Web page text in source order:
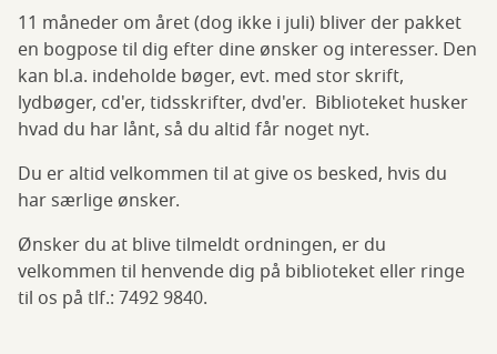
11 måneder om året (dog ikke i juli) bliver der pakket
en bogpose til dig efter dine ønsker og interesser. Den
kan bl.a. indeholde bøger, evt. med stor skrift,
lydbøger, cd'er, tidsskrifter, dvd'er. Biblioteket husker
hvad du har lånt, så du altid får noget nyt.
Du er altid velkommen til at give os besked, hvis du
har særlige ønsker.
Ønsker du at blive tilmeldt ordningen, er du
velkommen til henvende dig på biblioteket eller ringe
til os på tlf.: 7492 9840.